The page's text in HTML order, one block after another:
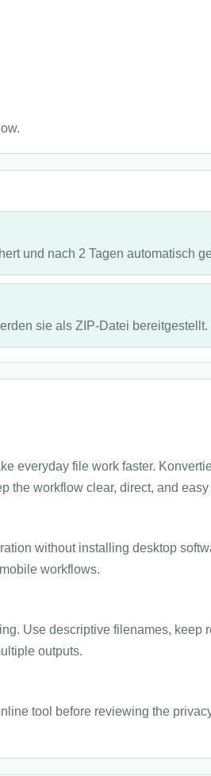
und nach 2 Tagen automatisch
sie als ZIP-Datei bereitgestellt.
everyday file work faster.
the workflow clear, direct, and easy
without installing desktop
workflows.
Use descriptive filenames, keep
outputs.
tool before reviewing the